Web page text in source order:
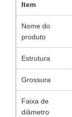
Item
Nome do
produto
Estrutura
Grossura
Faixa de
diâmetro